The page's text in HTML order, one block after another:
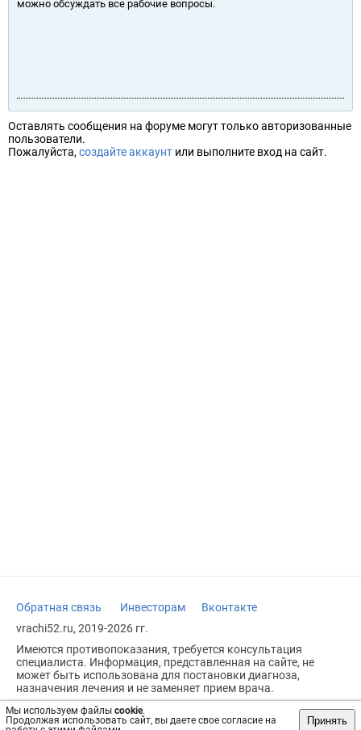
Мы используем файлы cookie.
Продолжая использовать сайт, вы даете свое согласие на
Принять
можно обсуждать все рабочие вопросы.
Оставлять сообщения на форуме могут только авторизованные
пользователи.
Пожалуйста, создайте аккаунт или выполните вход на сайт.
Обратная связь Инвесторам
Вконтакте
vrachi52.ru, 2019-2026 гг.
Имеются противопоказания, требуется консультация
специалиста. Информация, представленная на сайте, не
может быть использована для постановки диагноза,
назначения лечения и не заменяет прием врача.
Возрастное ограничение: 18+